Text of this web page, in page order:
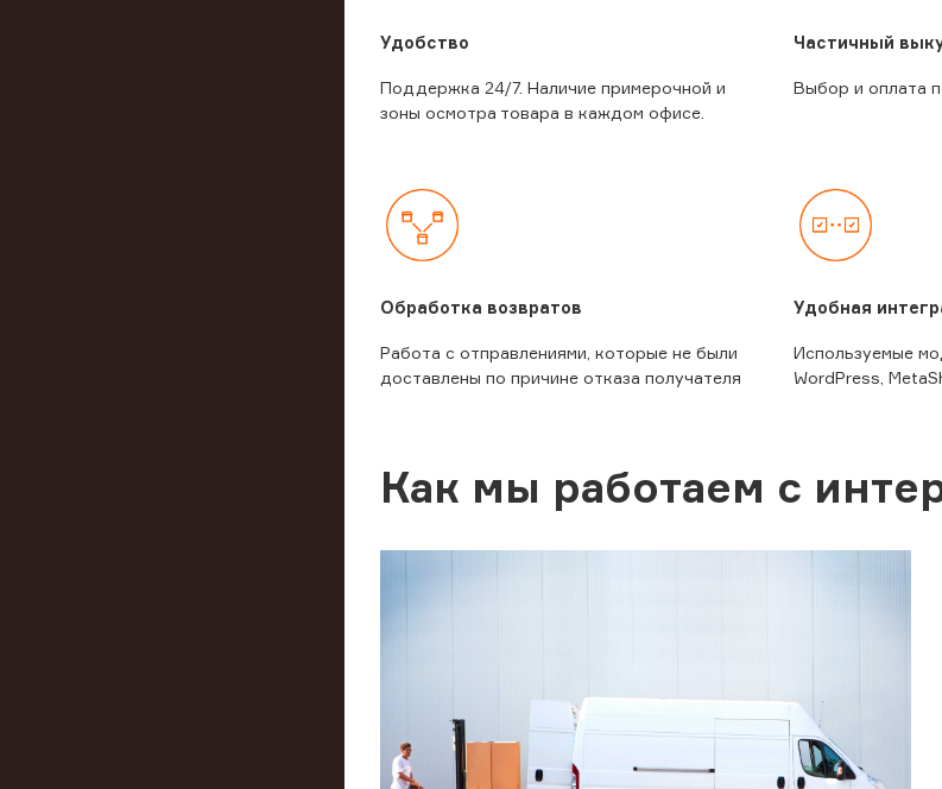
Удобство
Поддержка 24/7. Наличие примерочной и
зоны осмотра товара в каждом офисе.
Частичный
Выбор и оплата
Обработка возвратов
Работа с отправлениями, которые не были
доставлены по причине отказа получателя
Удобная
Используемые
WordPress,
Как мы работаем с